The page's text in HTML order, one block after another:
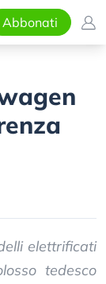
Abbonati
elettrificati
tedesco